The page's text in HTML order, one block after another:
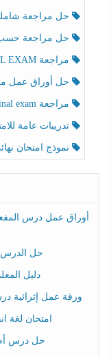
حل مراجعة شاملة
حل مراجعة حسب الهيكل
مراجعة FINAL EXAMاللغة الإنجليزية الصف الخامس الفصل الثالث
حل أوراق عمل مراجعة
مراجعة Preparation for the Final exam اللغة الإنجليزية الصف الرابع الفصل الثالث
تدريبات عامة
نموذج امتحان نهائي
أوراق عمل درس
حل الدرس
دليل
ورقة عمل إثرائية
امتحان لغة
حل درس